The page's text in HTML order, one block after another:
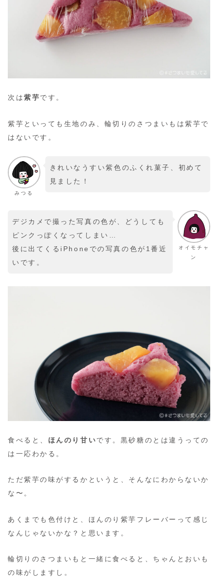
次は紫芋です。
紫芋といっても生地のみ、輪切りのさつまいもは紫芋で
はないです。
みつる
きれいなうすい紫色のふくれ菓子、初めて
見ました！
オイモチャ
ン
デジカメで撮った写真の色が、どうしても
ピンクっぽくなってしまい…
後に出てくるiPhoneでの写真の色が1番近
いです。
食べると、 ほんのり甘いです。黒砂糖のとは違うっての
は一応わかる。
ただ紫芋の味がするかというと、そんなにわからないか
な〜。
あくまでも色付けと、ほんのり紫芋フレーバーって感じ
なんじゃないかな？と思います。
輪切りのさつまいもと一緒に食べると、ちゃんとおいも
の味がしますし。